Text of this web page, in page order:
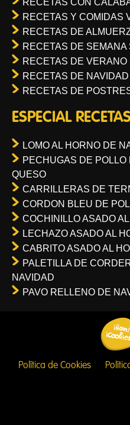
RECETAS Y COMIDAS
RECETAS DE
RECETAS DE SEMANA
RECETAS DE VERANO
RECETAS DE NAVIDAD
RECETAS DE
ESPECIAL
LOMO AL HORNO DE
PECHUGAS DE
QUESO
CARRILLERAS DE
CORDON BLEU DE
COCHINILLO ASADO
LECHAZO ASADO AL
CABRITO ASADO AL
PALETILLA DE
NAVIDAD
PAVO RELLENO DE
Política de Cookies